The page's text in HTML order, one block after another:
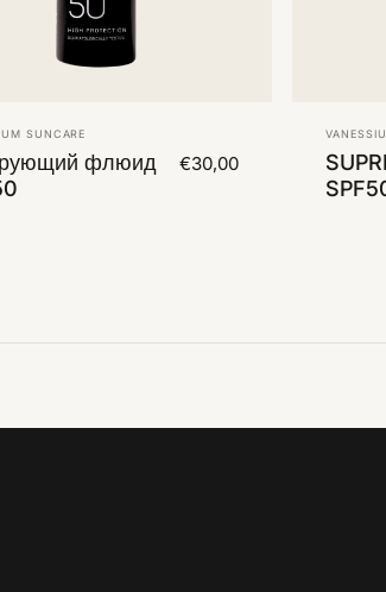
SUNCARE
флюид
€30,00
2